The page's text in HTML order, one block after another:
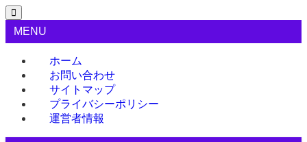
MENU
ホーム
お問い合わせ
サイトマップ
プライバシーポリシー
運営者情報